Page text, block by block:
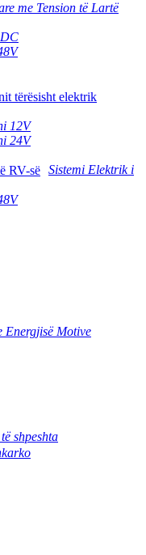
me Tension të Lartë
12V
24V
Sistemi Elektrik i
Energjisë Motive
shpeshta